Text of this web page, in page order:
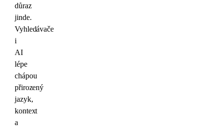
důraz
jinde.
Vyhledávače
i
AI
lépe
chápou
přirozený
jazyk,
kontext
a